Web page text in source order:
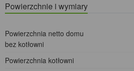
Powierzchnie i wymiary
Powierzchnia netto domu
bez kotłowni
Powierzchnia kotłowni